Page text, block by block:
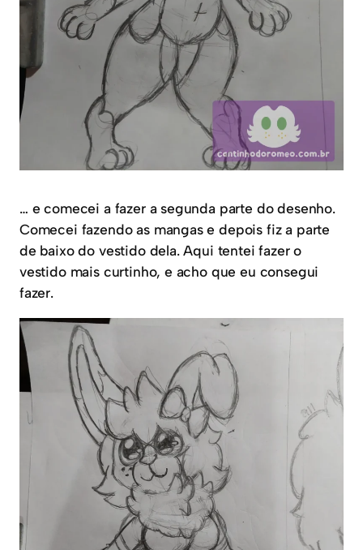
… e comecei a fazer a segunda parte do desenho.
Comecei fazendo as mangas e depois fiz a parte
de baixo do vestido dela. Aqui tentei fazer o
vestido mais curtinho, e acho que eu consegui
fazer.